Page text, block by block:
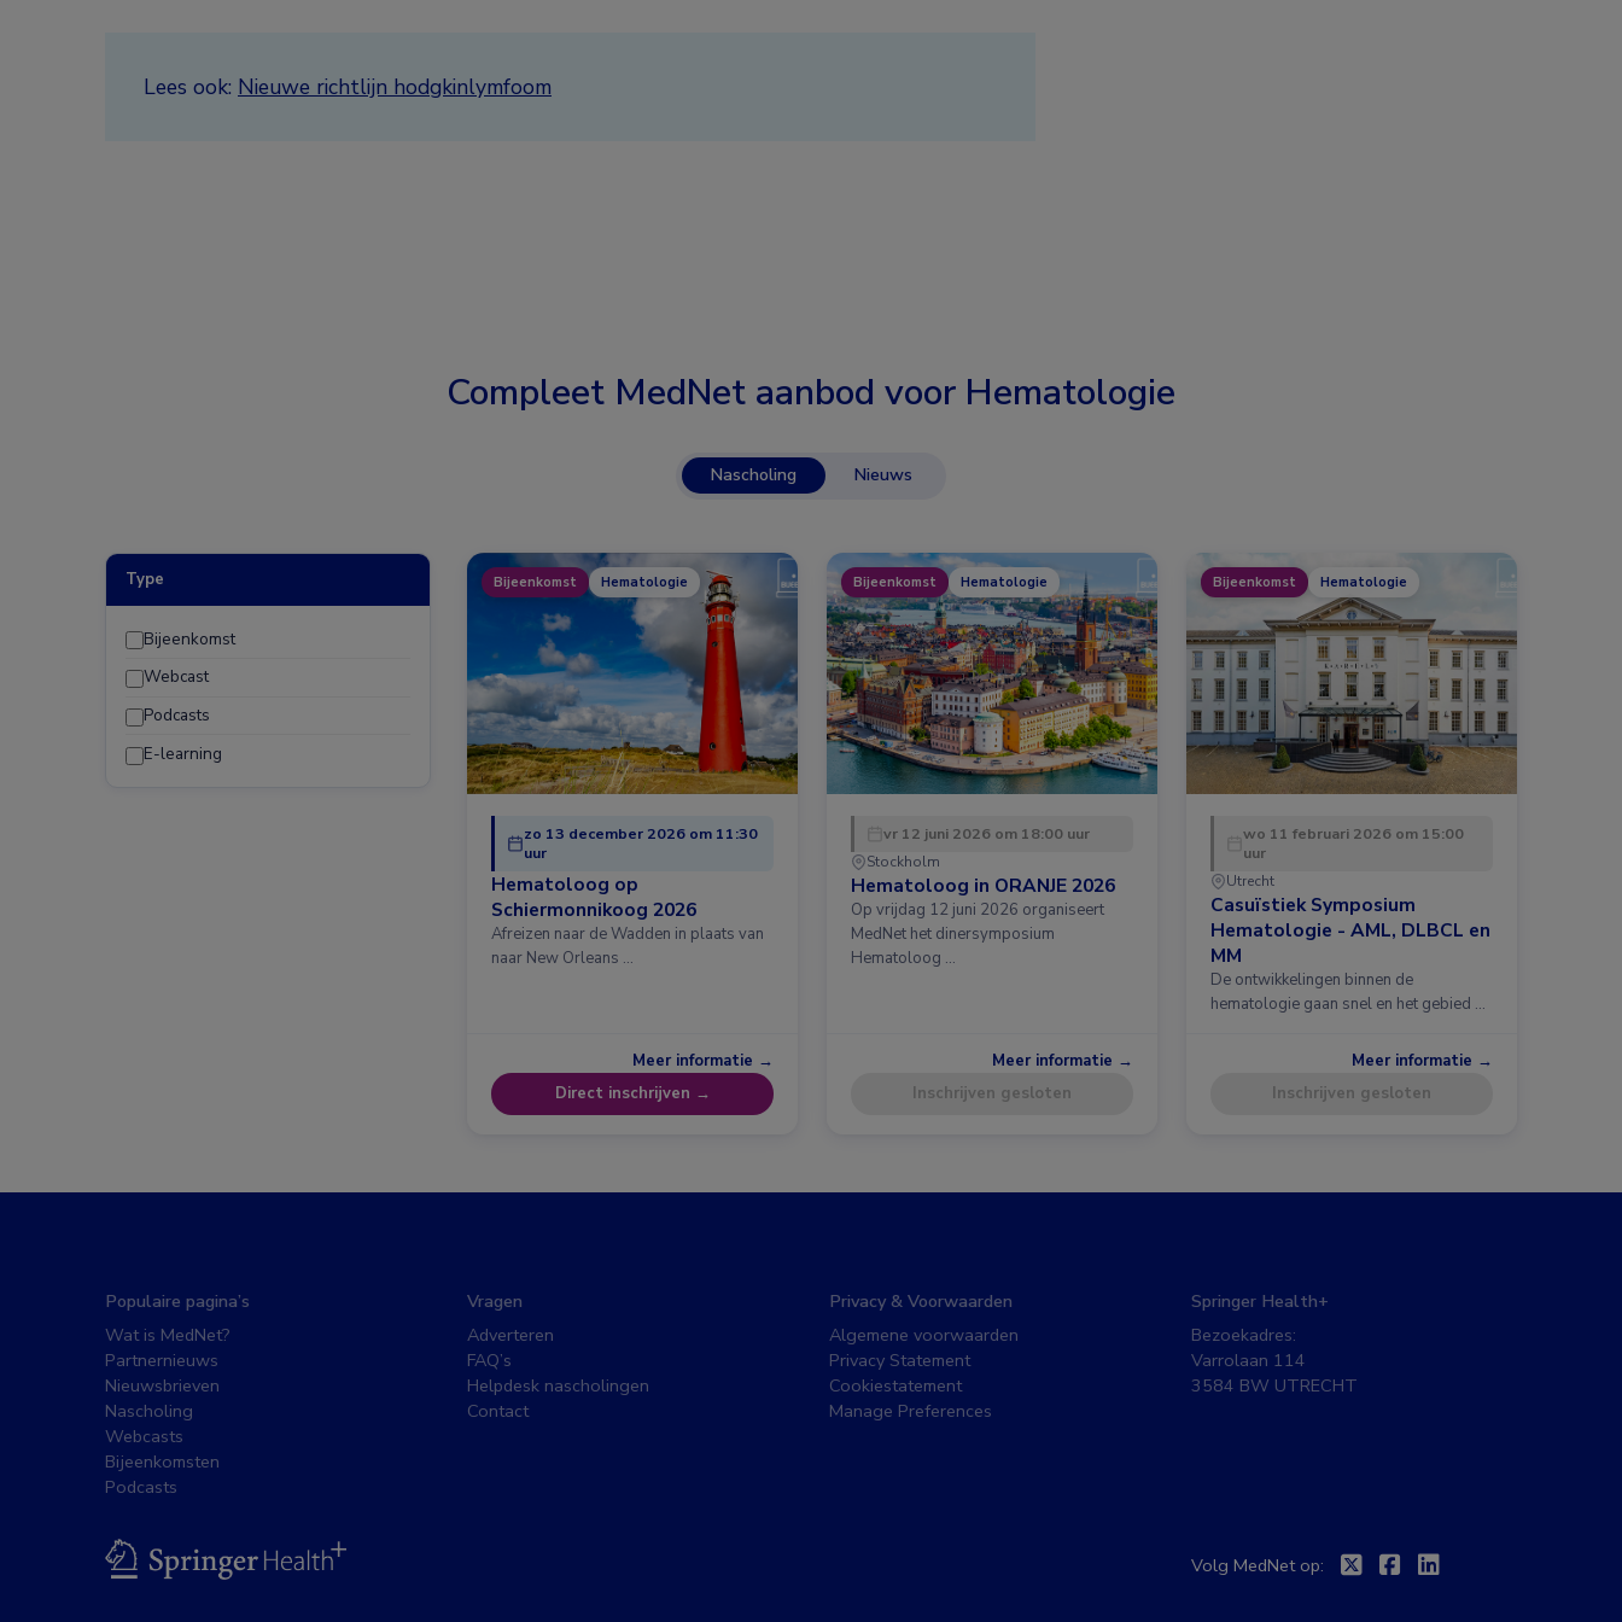
Lees ook: Nieuwe richtlijn hodgkinlymfoom
Compleet MedNet aanbod voor Hematologie
Nascholing Nieuws
Type
Bijeenkomst
Webcast
Podcasts
E-learning
Bijeenkomst Hematologie
zo 13 december 2026 om 11:30
uur
Hematoloog op
Schiermonnikoog 2026
Afreizen naar de Wadden in plaats van
naar New Orleans …
Meer informatie →
Direct inschrijven →
Bijeenkomst Hematologie
vr 12 juni 2026 om 18:00 uur
Stockholm
Hematoloog in ORANJE 2026
Op vrijdag 12 juni 2026 organiseert
MedNet het dinersymposium
Hematoloog …
Meer informatie →
Inschrijven gesloten
Bijeenkomst Hematologie
wo 11 februari 2026 om 15:00
uur
Utrecht
Casuïstiek Symposium
Hematologie - AML, DLBCL en
MM
De ontwikkelingen binnen de
hematologie gaan snel en het gebied …
Meer informatie →
Inschrijven gesloten
Populaire pagina’s
Wat is MedNet?
Partnernieuws
Nieuwsbrieven
Nascholing
Webcasts
Bijeenkomsten
Podcasts
Vragen
Adverteren
FAQ’s
Helpdesk nascholingen
Contact
Privacy & Voorwaarden
Algemene voorwaarden
Privacy Statement
Cookiestatement
Manage Preferences
Springer Health+
Bezoekadres:
Varrolaan 114
3584 BW UTRECHT
BSL
Volg MedNet op: TwitterFacebook
Linkedin